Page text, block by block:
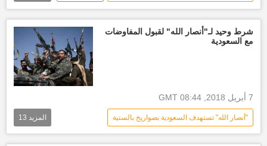
العالم العربي الأخبار إسرائيل
أخبار إيران أخبار السعودية اليوم
العقيد الركن طيار تركي المالكي
الجيش اليمني تدخل إيراني
العلاقات السعودية الإيرانية أخبار العالم الآن
العلاقات السعودية اليمنية
شرط وحيد لـ"أنصار الله" لقبول المفاوضات
مع السعودية
7 أبريل 2018, 08:44 GMT
"أنصار الله" تستهدف السعودية بصواريخ بالستية
العالم العربي الأخبار
المزيد 13